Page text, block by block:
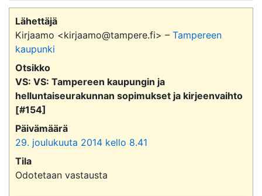
Lähettäjä
Kirjaamo <kirjaamo@tampere.fi> – Tampereen
kaupunki
Otsikko
VS: VS: Tampereen kaupungin ja
helluntaiseurakunnan sopimukset ja kirjeenvaihto
[#154]
Päivämäärä
29. joulukuuta 2014 kello 8.41
Tila
Odotetaan vastausta